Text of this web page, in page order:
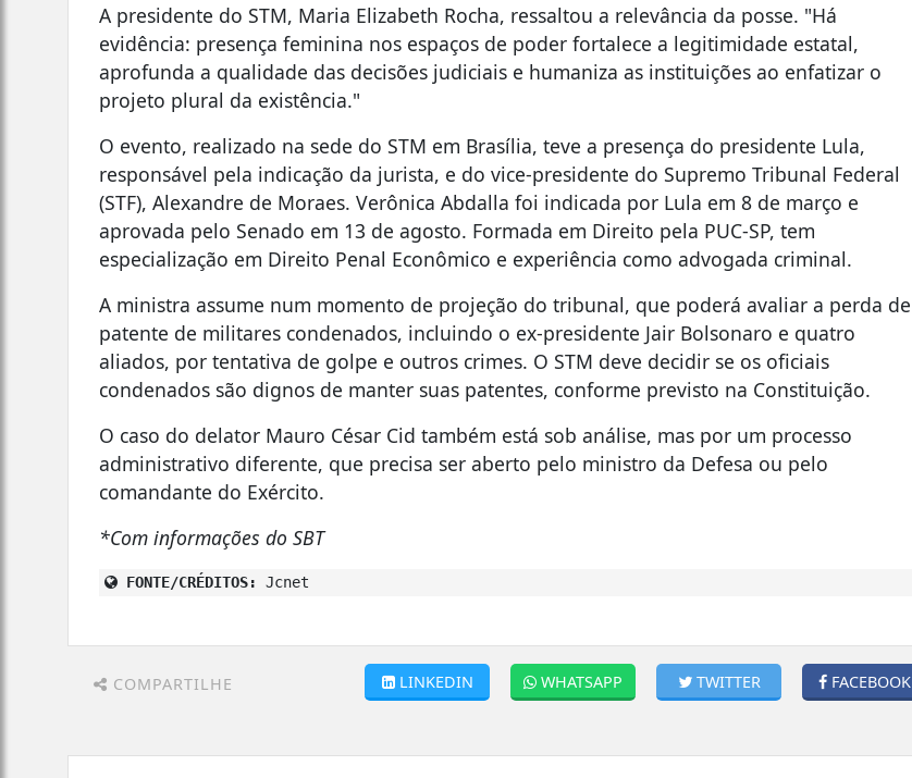
A presidente do STM, Maria Elizabeth Rocha, ressaltou a relevância da posse. "Há
evidência: presença feminina nos espaços de poder fortalece a legitimidade estatal,
aprofunda a qualidade das decisões judiciais e humaniza as instituições ao enfatizar o
projeto plural da existência."
O evento, realizado na sede do STM em Brasília, teve a presença do presidente Lula,
responsável pela indicação da jurista, e do vice-presidente do Supremo Tribunal Federal
(STF), Alexandre de Moraes. Verônica Abdalla foi indicada por Lula em 8 de março e
aprovada pelo Senado em 13 de agosto. Formada em Direito pela PUC-SP, tem
especialização em Direito Penal Econômico e experiência como advogada criminal.
A ministra assume num momento de projeção do tribunal, que poderá avaliar a perda de
patente de militares condenados, incluindo o ex-presidente Jair Bolsonaro e quatro
aliados, por tentativa de golpe e outros crimes. O STM deve decidir se os oficiais
condenados são dignos de manter suas patentes, conforme previsto na Constituição.
O caso do delator Mauro César Cid também está sob análise, mas por um processo
administrativo diferente, que precisa ser aberto pelo ministro da Defesa ou pelo
comandante do Exército.
*Com informações do SBT
FONTE/CRÉDITOS: Jcnet
COMPARTILHE FACEBOOK
TWITTER
WHATSAPP
LINKEDIN